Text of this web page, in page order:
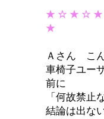
★ ☆ ★ ☆
★
Ａさん こ
車椅子ユー
前に
「何故禁
結論は出な